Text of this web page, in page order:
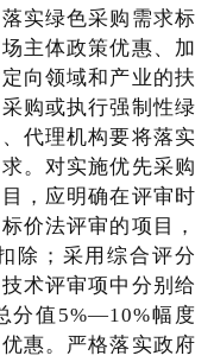
实绿色采购需求标
主体政策优惠、加
向领域和产业的扶
购或执行强制性绿
代理机构要将落实
。对实施优先采购
，应明确在评审时
价法评审的项目，
除；采用综合评分
术评审项中分别给
分值5%—10%幅度
惠。严格落实政府